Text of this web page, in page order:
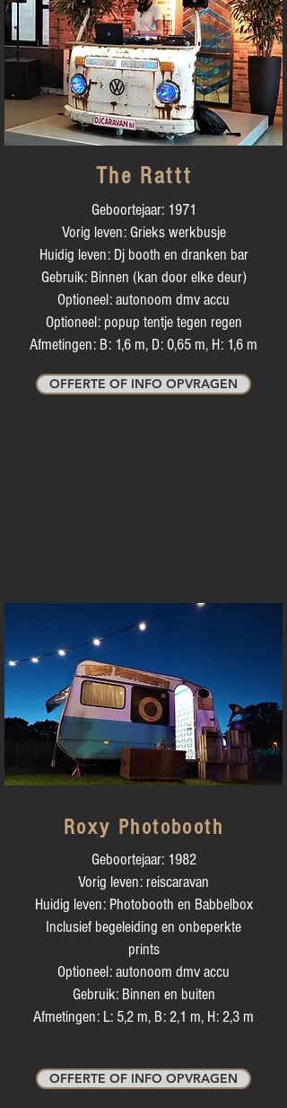
The Rattt
Geboortejaar: 1971
Vorig leven: Grieks werkbusje
Huidig leven: Dj booth en dranken bar
Gebruik: Binnen (kan door elke deur)
Optioneel: autonoom dmv accu
Optioneel: popup tentje tegen regen
Afmetingen: B: 1,6 m, D: 0,65 m, H: 1,6 m
OFFERTE OF INFO OPVRAGEN
Roxy Photobooth
Geboortejaar: 1982
Vorig leven: reiscaravan
Huidig leven: Photobooth en Babbelbox
Inclusief begeleiding en onbeperkte
prints
Optioneel: autonoom dmv accu
Gebruik: Binnen en buiten
Afmetingen: L: 5,2 m, B: 2,1 m, H: 2,3 m
OFFERTE OF INFO OPVRAGEN